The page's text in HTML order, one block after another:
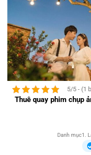
5/5 - (1
Thuê quay phim chụp
Danh mục1.